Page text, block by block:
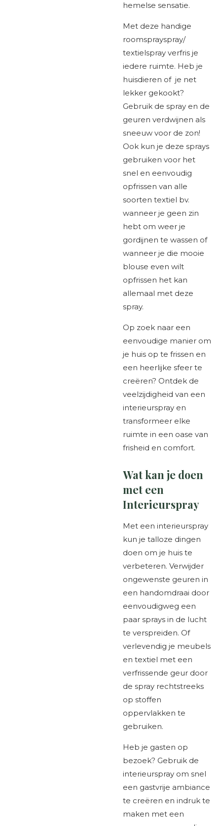
hemelse sensatie.
Met deze handige
roomsprayspray/
textielspray verfris je
iedere ruimte. Heb je
huisdieren of je net
lekker gekookt?
Gebruik de spray en de
geuren verdwijnen als
sneeuw voor de zon!
Ook kun je deze sprays
gebruiken voor het
snel en eenvoudig
opfrissen van alle
soorten textiel bv.
wanneer je geen zin
hebt om weer je
gordijnen te wassen of
wanneer je die mooie
blouse even wilt
opfrissen het kan
allemaal met deze
spray.
Op zoek naar een
eenvoudige manier om
je huis op te frissen en
een heerlijke sfeer te
creëren? Ontdek de
veelzijdigheid van een
interieurspray en
transformeer elke
ruimte in een oase van
frisheid en comfort.
Wat kan je doen
met een
Interieurspray
Met een interieurspray
kun je talloze dingen
doen om je huis te
verbeteren. Verwijder
ongewenste geuren in
een handomdraai door
eenvoudigweg een
paar sprays in de lucht
te verspreiden. Of
verlevendig je meubels
en textiel met een
verfrissende geur door
de spray rechtstreeks
op stoffen
oppervlakken te
gebruiken.
Heb je gasten op
bezoek? Gebruik de
interieurspray om snel
een gastvrije ambiance
te creëren en indruk te
maken met een